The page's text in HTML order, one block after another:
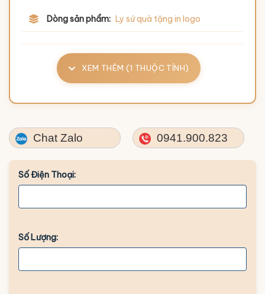
Dòng sản phẩm: Ly sứ quà tặng in logo
XEM THÊM (1 THUỘC TÍNH)
Chat Zalo 0941.900.823
Số Điện Thoại:
Số Lượng: